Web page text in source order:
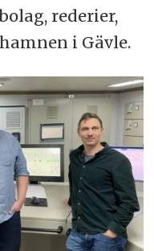
rederier,
i Gävle.